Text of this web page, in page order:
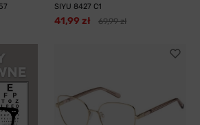
SIYU 8427 C1
41,99 zł 69,99 zł